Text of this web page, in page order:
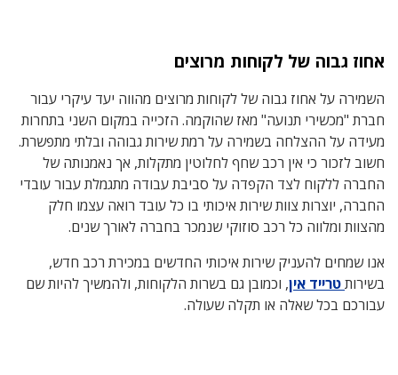
אחוז גבוה של לקוחות מרוצים
השמירה על אחוז גבוה של לקוחות מרוצים מהווה יעד עיקרי עבור
חברת "מכשירי תנועה" מאז שהוקמה. הזכייה במקום השני בתחרות
מעידה על ההצלחה בשמירה על רמת שירות גבוהה ובלתי מתפשרת.
חשוב לזכור כי אין רכב שחף לחלוטין מתקלות, אך נאמנותה של
החברה ללקוח לצד הקפדה על סביבת עבודה מתגמלת עבור עובדי
החברה, יוצרות צוות שירות איכותי בו כל עובד רואה עצמו חלק
מהצוות ומלווה כל רכב סוזוקי שנמכר בחברה לאורך שנים.
אנו שמחים להעניק שירות איכותי החדשים במכירת רכב חדש,
בשירותטרייד אין, וכמובן גם בשרות הלקוחות, ולהמשיך להיות שם
עבורכם בכל שאלה או תקלה שעולה.